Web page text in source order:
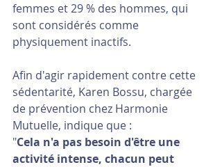
femmes et 29 % des hommes, qui
sont considérés comme
physiquement inactifs.
Afin d'agir rapidement contre cette
sédentarité, Karen Bossu, chargée
de prévention chez Harmonie
Mutuelle, indique que :
"Cela n'a pas besoin d'être une
activité intense, chacun peut